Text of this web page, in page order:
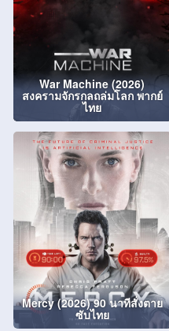
War Machine (2026)
สงครามจักรกลถล่มโลก พากย์
ไทย
Mercy (2026) 90 นาทีสั่งตาย
ซับไทย